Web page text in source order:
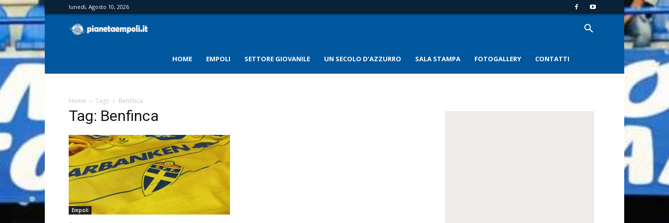
lunedì, Agosto 10, 2026
HOME EMPOLI SETTORE GIOVANILE UN SECOLO D’AZZURRO SALA STAMPA FOTOGALLERY CONTATTI
Home Tags Benfinca
Tag: Benfinca
Empoli